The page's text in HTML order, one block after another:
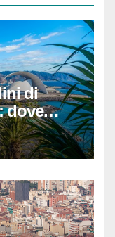
di
dove